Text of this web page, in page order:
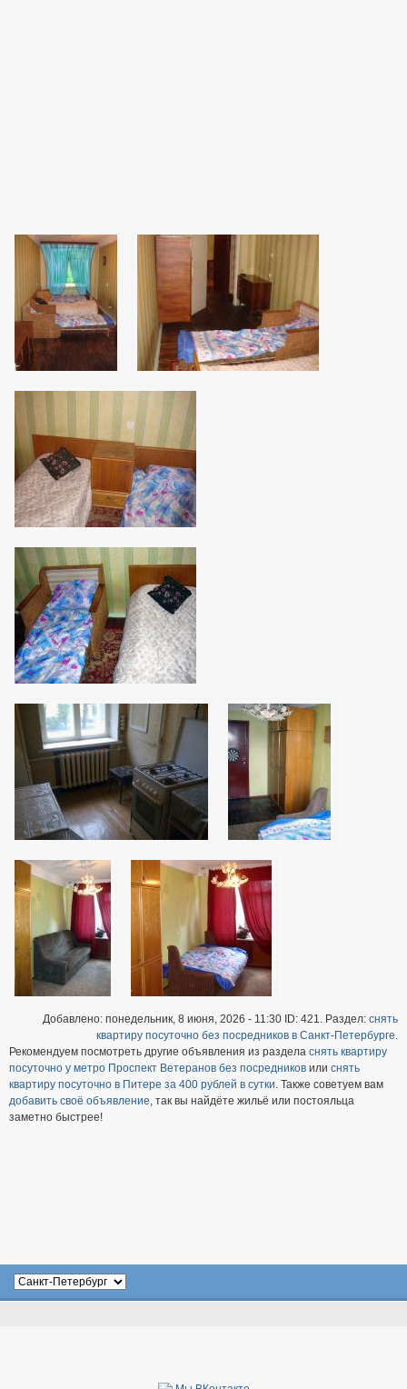
Добавлено: понедельник, 8 июня, 2026 - 11:30 ID: 421. Раздел: снять
квартиру посуточно без посредников в Санкт-Петербурге.
Рекомендуем посмотреть другие объявления из раздела снять квартиру
посуточно у метро Проспект Ветеранов без посредников или снять
квартиру посуточно в Питере за 400 рублей в сутки. Также советуем вам
добавить своё объявление, так вы найдёте жильё или постояльца
заметно быстрее!